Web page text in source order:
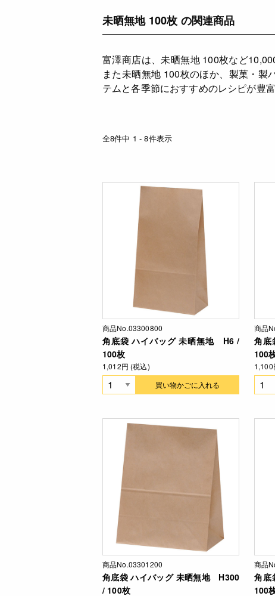
未晒無地 100枚 の関連商品
富澤商店は、未晒無地 100枚など
また未晒無地 100枚のほか、製菓・製
テムと各季節におすすめのレシピが豊
全8件中 1 - 8件表示
商品No.03300800
角底袋 ハイバッグ 未晒無地 H6 /
100枚
1,012円 (税込)
買い物かごに入れる
商品
角
100
1,100
商品No.03301200
角底袋 ハイバッグ 未晒無地 H300
/ 100枚
商品
角
100